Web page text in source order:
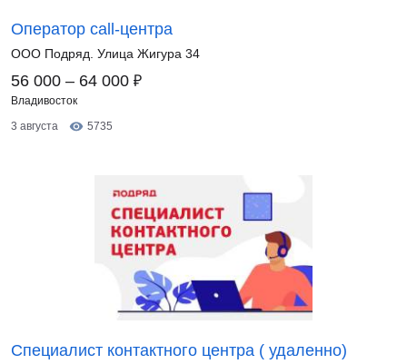
Оператор call-центра
ООО Подряд. Улица Жигура 34
56 000 – 64 000 ₽
Владивосток
3 августа
5735
Специалист контактного центра ( удаленно)